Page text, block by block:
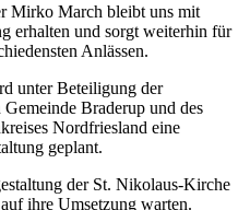
Mirko March bleibt uns mit
erhalten und sorgt weiterhin für
Anlässen.
unter Beteiligung der
Braderup und des
Nordfriesland eine
geplant.
der St. Nikolaus-Kirche
ihre Umsetzung warten.